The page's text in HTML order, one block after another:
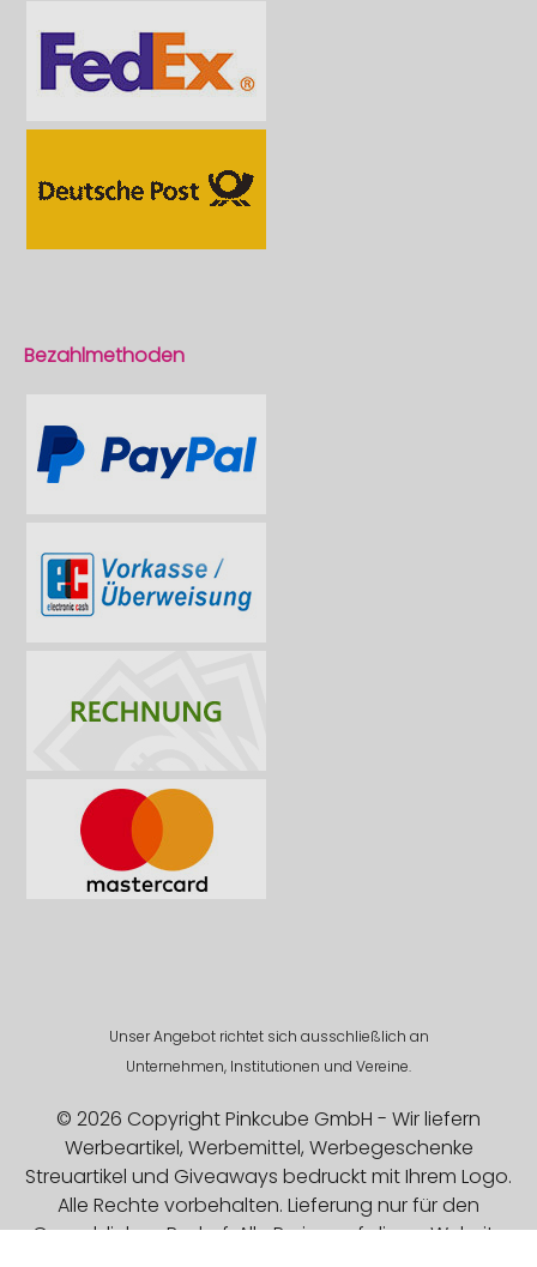
Bezahlmethoden
Unser Angebot richtet sich ausschließlich an
Unternehmen, Institutionen und Vereine.
© 2026 Copyright Pinkcube GmbH - Wir liefern
Werbeartikel, Werbemittel, Werbegeschenke
Streuartikel und Giveaways bedruckt mit Ihrem Logo.
Alle Rechte vorbehalten. Lieferung nur für den
Gewerblichen Bedarf. Alle Preise auf dieser Website